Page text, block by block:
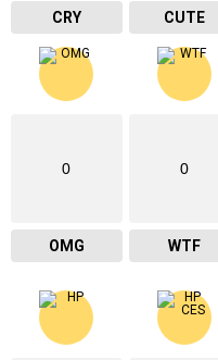
CRY CUTE
0
OMG
0
WTF